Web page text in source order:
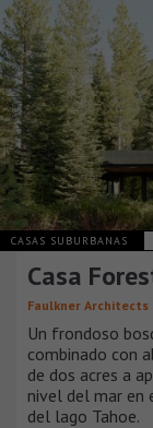
CASAS SUBURBANAS
Casa
Faulkner Architects
Un frondoso
combinado con
de dos acres a
nivel del mar en
del lago Tahoe.